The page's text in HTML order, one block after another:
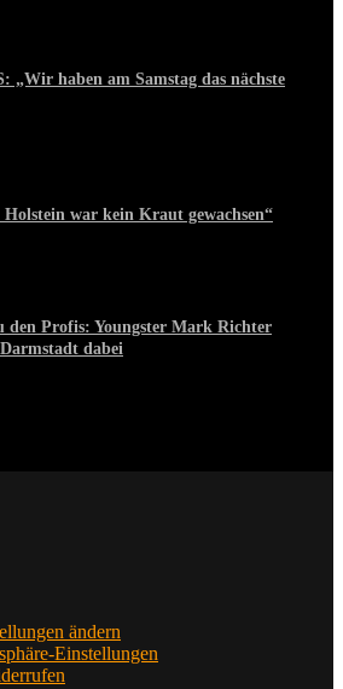
„Wir haben am Samstag das nächste
Holstein war kein Kraut gewachsen“
den Profis: Youngster Mark Richter
dabei
ändern
Einstellungen